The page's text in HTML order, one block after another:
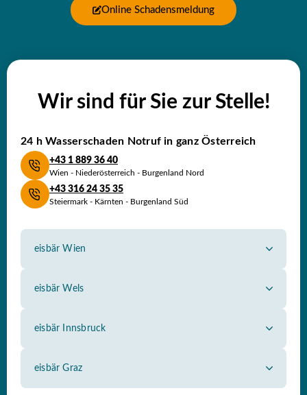
Online Schadensmeldung
Wir sind für Sie zur Stelle!
24 h Wasserschaden Notruf in ganz Österreich
+43 1 889 36 40
Wien - Niederösterreich - Burgenland Nord
+43 316 24 35 35
Steiermark - Kärnten - Burgenland Süd
eisbär Wien
Tel.: 01 889 36 40
eisbär Wels
Tel.: 07242 59 7 89
eisbär Innsbruck
Tel.: 0512 34 35 00
tirol@eisbaer.com
eisbär Graz
Puntigamer-Straße 127 , 8055 Graz